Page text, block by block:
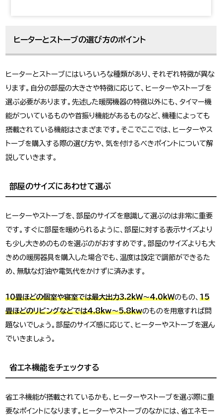
ヒーターとストーブの選び方のポイント
ヒーターとストーブにはいろいろな種類があり、それぞれ特徴が異な
ります。自分の部屋の大きさや特徴に応じて、ヒーターやストーブを
選ぶ必要があります。先述した暖房機器の特徴以外にも、タイマー機
能がついているものや首振り機能があるものなど、機種によっても
搭載されている機能はさまざまです。そこでここでは、ヒーターやス
トーブを購入する際の選び方や、気を付けるべきポイントについて解
説していきます。
部屋のサイズにあわせて選ぶ
ヒーターやストーブを、部屋のサイズを意識して選ぶのは非常に重要
です。すぐに部屋を暖められるように、部屋に対する表示サイズより
も少し大きめのものを選ぶのがおすすめです。部屋のサイズよりも大
きめの暖房器具を購入した場合でも、温度は設定で調節ができるた
め、無駄な灯油や電気代をかけずに済みます。
10畳ほどの個室や寝室では最大出力3.2kW～4.0kWのもの、15
畳ほどのリビングなどでは4.8kw～5.8kwのものを用意すれば問
題ないでしょう。部屋のサイズ感に応じて、ヒーターやストーブを選ん
でいきましょう。
省エネ機能をチェックする
省エネ機能が搭載されているかも、ヒーターやストーブを選ぶ際に重
要なポイントになります。ヒーターやストーブのなかには、省エネモー